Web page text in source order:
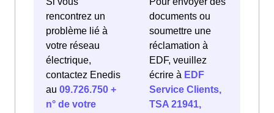
rencontrez un
problème lié à
votre réseau
électrique,
contactez Enedis
au 09.726.750 +
n° de votre
documents ou
soumettre une
réclamation à
EDF, veuillez
écrire à EDF
Service Clients,
TSA 21941,